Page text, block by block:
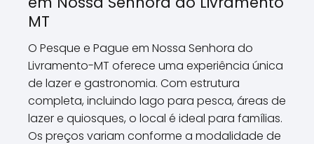
MT
O Pesque e Pague em Nossa Senhora do
Livramento-MT oferece uma experiência única
de lazer e gastronomia. Com estrutura
completa, incluindo lago para pesca, áreas de
lazer e quiosques, o local é ideal para famílias.
Os preços variam conforme a modalidade de